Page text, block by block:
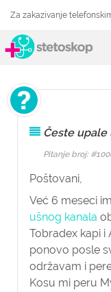
Za zakazivanje
Česte upale
Pitanje broj:
Poštovani,
Već 6 meseci
ušnog kanala
Tobradex kapi i
ponovo posle
održavam i
Kosu mi peru